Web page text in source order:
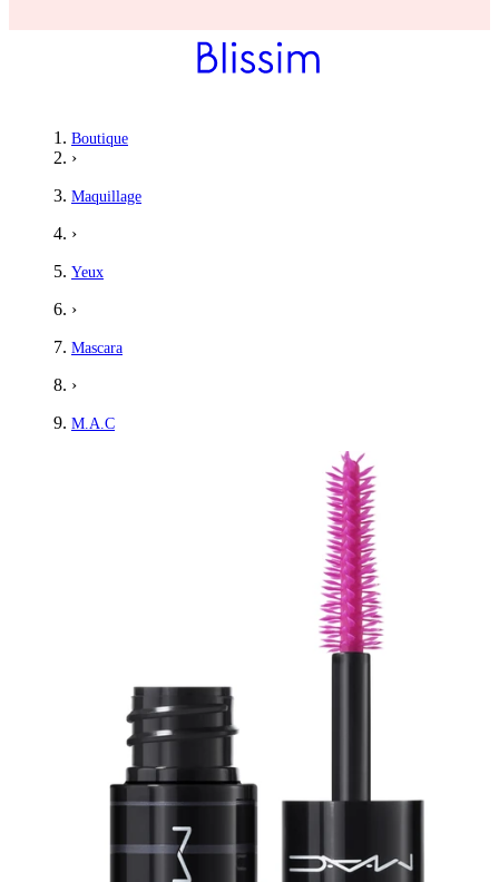
Boutique
›
Maquillage
›
Yeux
›
Mascara
›
M.A.C